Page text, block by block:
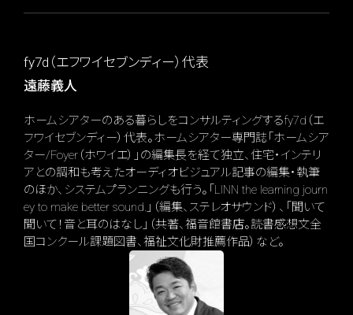
fy7d（エフワイセブンディー）代表
遠藤義人
ホームシアターのある暮らしをコンサルティングするfy7d（エ
フワイセブンディー）代表。ホームシアター専門誌「ホームシア
ター/Foyer（ホワイエ）」の編集長を経て独立、住宅・インテリ
アとの調和も考えたオーディオビジュアル記事の編集・執筆
のほか、システムプランニングも行う。「LINN the learning journ
ey to make better sound.」（編集、ステレオサウンド）、「聞いて
聞いて！音と耳のはなし」（共著、福音館書店。読書感想文全
国コンクール課題図書、福祉文化財推薦作品）など。